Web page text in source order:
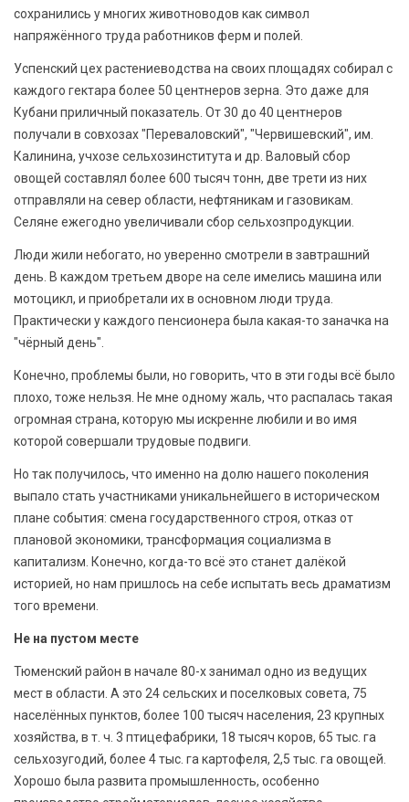
сохранились у многих животноводов как символ
напряжённого труда работников ферм и полей.
Успенский цех растениеводства на своих площадях собирал с
каждого гектара более 50 центнеров зерна. Это даже для
Кубани приличный показатель. От 30 до 40 центнеров
получали в совхозах "Переваловский", "Червишевский", им.
Калинина, учхозе сельхозинститута и др. Валовый сбор
овощей составлял более 600 тысяч тонн, две трети из них
отправляли на север области, нефтяникам и газовикам.
Селяне ежегодно увеличивали сбор сельхозпродукции.
Люди жили небогато, но уверенно смотрели в завтрашний
день. В каждом третьем дворе на селе имелись машина или
мотоцикл, и приобретали их в основном люди труда.
Практически у каждого пенсионера была какая-то заначка на
"чёрный день".
Конечно, проблемы были, но говорить, что в эти годы всё было
плохо, тоже нельзя. Не мне одному жаль, что распалась такая
огромная страна, которую мы искренне любили и во имя
которой совершали трудовые подвиги.
Но так получилось, что именно на долю нашего поколения
выпало стать участниками уникальнейшего в историческом
плане события: смена государственного строя, отказ от
плановой экономики, трансформация социализма в
капитализм. Конечно, когда-то всё это станет далёкой
историей, но нам пришлось на себе испытать весь драматизм
того времени.
Не на пустом месте
Тюменский район в начале 80-х занимал одно из ведущих
мест в области. А это 24 сельских и поселковых совета, 75
населённых пунктов, более 100 тысяч населения, 23 крупных
хозяйства, в т. ч. 3 птицефабрики, 18 тысяч коров, 65 тыс. га
сельхозугодий, более 4 тыс. га картофеля, 2,5 тыс. га овощей.
Хорошо была развита промышленность, особенно